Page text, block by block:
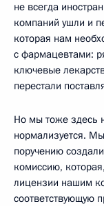
не всегда
компаний ушли и
которая нам
с фармацевтами:
ключевые
перестали
Но мы тоже здесь
нормализуется.
поручению
комиссию,
лицензии нашим
соответствующую